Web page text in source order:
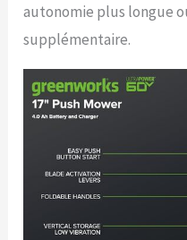
autonomie plus longue
supplémentaire.